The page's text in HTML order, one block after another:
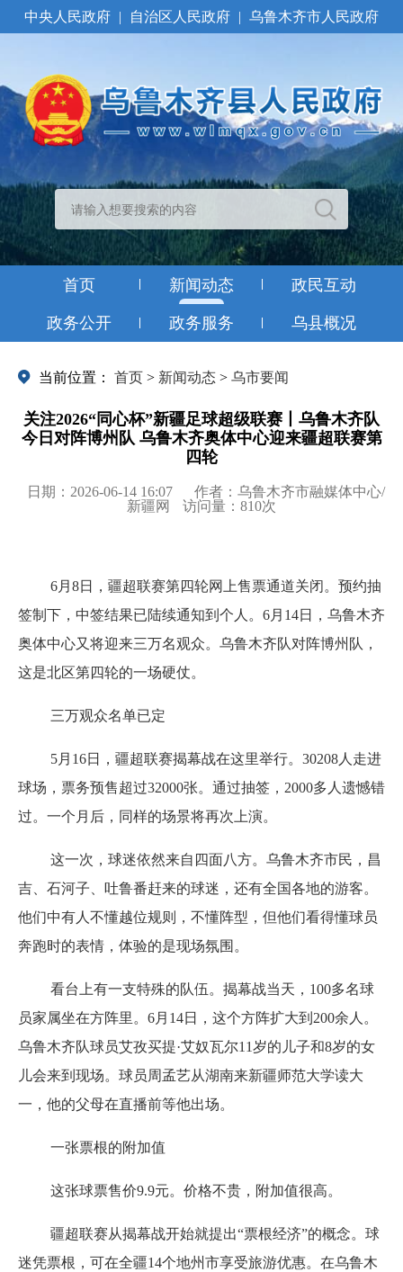
中央人民政府 | 自治区人民政府 | 乌鲁木齐市人民政府
首页 新闻动态 政民互动
政务公开 政务服务 乌县概况
当前位置： 首页 > 新闻动态 > 乌市要闻
关注2026“同心杯”新疆足球超级联赛丨乌鲁木齐队
今日对阵博州队 乌鲁木齐奥体中心迎来疆超联赛第
四轮
日期：2026-06-14 16:07
作者：乌鲁木齐市融媒体中心/
新疆网
访问量： 810次
6月8日，疆超联赛第四轮网上售票通道关闭。预约抽
签制下，中签结果已陆续通知到个人。6月14日，乌鲁木齐
奥体中心又将迎来三万名观众。乌鲁木齐队对阵博州队，
这是北区第四轮的一场硬仗。
三万观众名单已定
5月16日，疆超联赛揭幕战在这里举行。30208人走进
球场，票务预售超过32000张。通过抽签，2000多人遗憾错
过。一个月后，同样的场景将再次上演。
这一次，球迷依然来自四面八方。乌鲁木齐市民，昌
吉、石河子、吐鲁番赶来的球迷，还有全国各地的游客。
他们中有人不懂越位规则，不懂阵型，但他们看得懂球员
奔跑时的表情，体验的是现场氛围。
看台上有一支特殊的队伍。揭幕战当天，100多名球
员家属坐在方阵里。6月14日，这个方阵扩大到200余人。
乌鲁木齐队球员艾孜买提·艾奴瓦尔11岁的儿子和8岁的女
儿会来到现场。球员周孟艺从湖南来新疆师范大学读大
一，他的父母在直播前等他出场。
一张票根的附加值
这张球票售价9.9元。价格不贵，附加值很高。
疆超联赛从揭幕战开始就提出“票根经济”的概念。球
迷凭票根，可在全疆14个地州市享受旅游优惠。在乌鲁木